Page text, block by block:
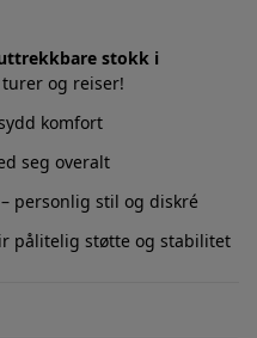
stokk i
og reiser!
komfort
seg overalt
personlig stil og diskré
pålitelig støtte og stabilitet